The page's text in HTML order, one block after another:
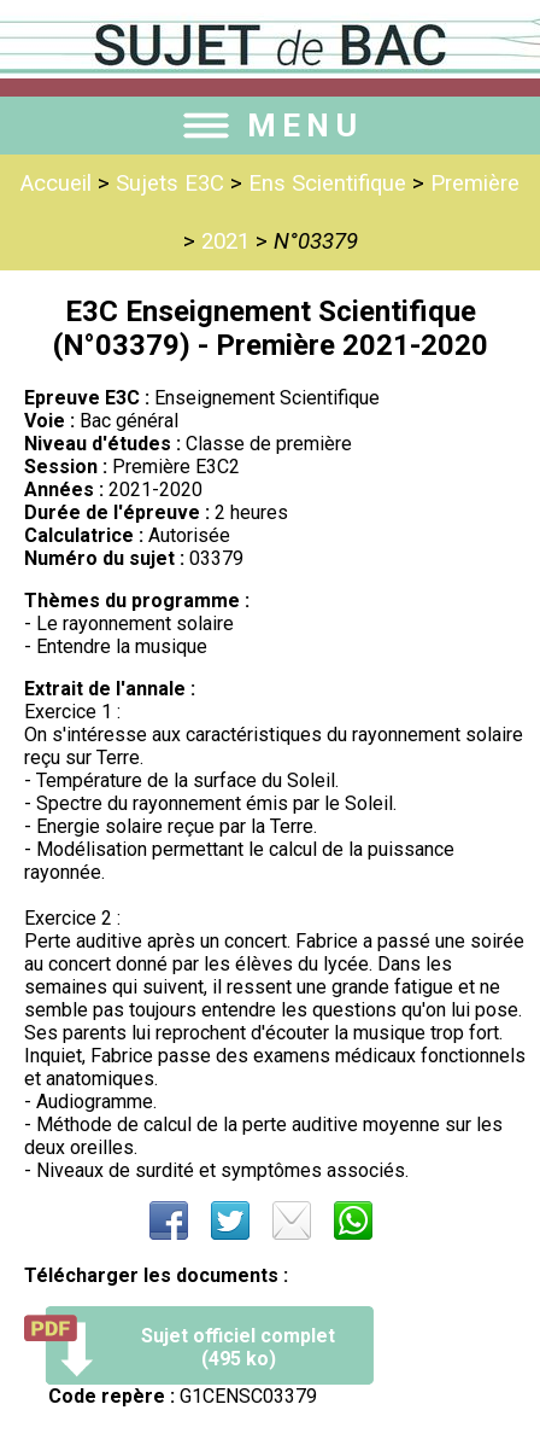
MENU
Accueil > Sujets E3C > Ens Scientifique > Première
> 2021 > N°03379
E3C Enseignement Scientifique
(N°03379) - Première 2021-2020
Epreuve E3C : Enseignement Scientifique
Voie : Bac général
Niveau d'études : Classe de première
Session : Première E3C2
Années : 2021-2020
Durée de l'épreuve : 2 heures
Calculatrice : Autorisée
Numéro du sujet : 03379
Thèmes du programme :
- Le rayonnement solaire
- Entendre la musique
Extrait de l'annale :
Exercice 1 :
On s'intéresse aux caractéristiques du rayonnement solaire
reçu sur Terre.
- Température de la surface du Soleil.
- Spectre du rayonnement émis par le Soleil.
- Energie solaire reçue par la Terre.
- Modélisation permettant le calcul de la puissance
rayonnée.
Exercice 2 :
Perte auditive après un concert. Fabrice a passé une soirée
au concert donné par les élèves du lycée. Dans les
semaines qui suivent, il ressent une grande fatigue et ne
semble pas toujours entendre les questions qu'on lui pose.
Ses parents lui reprochent d'écouter la musique trop fort.
Inquiet, Fabrice passe des examens médicaux fonctionnels
et anatomiques.
- Audiogramme.
- Méthode de calcul de la perte auditive moyenne sur les
deux oreilles.
- Niveaux de surdité et symptômes associés.
Télécharger les documents :
Sujet officiel complet
(495 ko)
Code repère : G1CENSC03379